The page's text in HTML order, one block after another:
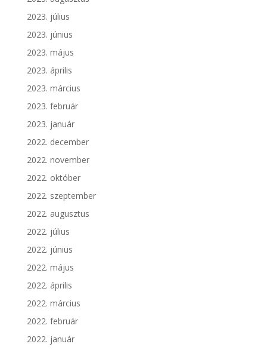
2023. július
2023. június
2023. május
2023. április
2023. március
2023. február
2023. január
2022. december
2022. november
2022. október
2022. szeptember
2022. augusztus
2022. július
2022. június
2022. május
2022. április
2022. március
2022. február
2022. január